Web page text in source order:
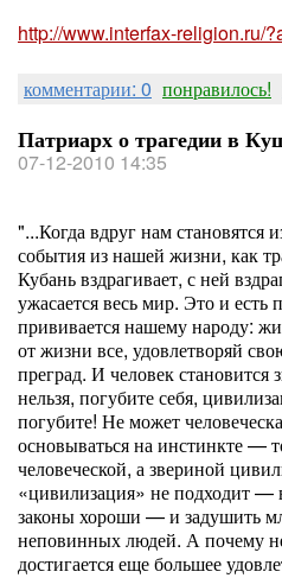
http://www.interfax-religion.ru/
комментарии: 0 понравилось!
Патриарх о трагедии в
07-12-2010 14:35
"...Когда вдруг нам становятся
события из нашей жизни, как
Кубань вздрагивает, с ней
ужасается весь мир. Это и есть
прививается нашему народу:
от жизни все, удовлетворяй
преград. И человек становится
нельзя, погубите себя,
погубите! Не может
основываться на инстинкте —
человеческой, а звериной
«цивилизация» не подходит —
законы хороши — и задушить
неповинных людей. А почему
достигается еще большее